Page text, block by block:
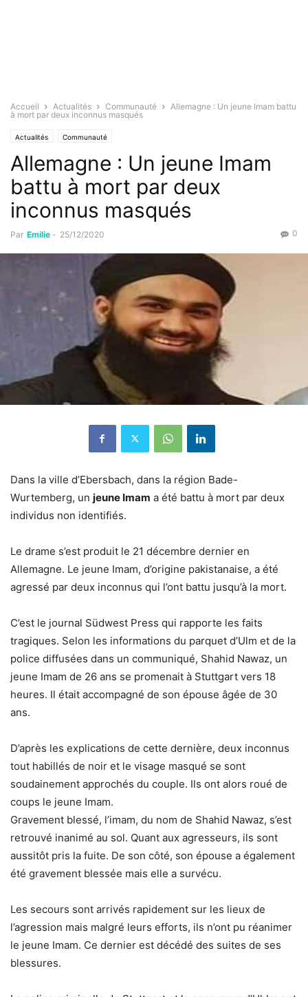
Accueil Actualités Communauté
Allemagne : Un jeune Imam battu
à mort par deux inconnus masqués
Actualités Communauté
Allemagne : Un jeune Imam
battu à mort par deux
inconnus masqués
Par Emilie - 25/12/2020 0
Dans la ville d’Ebersbach, dans la région Bade-
Wurtemberg, un jeune Imam a été battu à mort par deux
individus non identifiés.
Le drame s’est produit le 21 décembre dernier en
Allemagne. Le jeune Imam, d’origine pakistanaise, a été
agressé par deux inconnus qui l’ont battu jusqu’à la mort.
C’est le journal Südwest Press qui rapporte les faits
tragiques. Selon les informations du parquet d’Ulm et de la
police diffusées dans un communiqué, Shahid Nawaz, un
jeune Imam de 26 ans se promenait à Stuttgart vers 18
heures. Il était accompagné de son épouse âgée de 30
ans.
D’après les explications de cette dernière, deux inconnus
tout habillés de noir et le visage masqué se sont
soudainement approchés du couple. Ils ont alors roué de
coups le jeune Imam.
Gravement blessé, l’imam, du nom de Shahid Nawaz, s’est
retrouvé inanimé au sol. Quant aux agresseurs, ils sont
aussitôt pris la fuite. De son côté, son épouse a également
été gravement blessée mais elle a survécu.
Les secours sont arrivés rapidement sur les lieux de
l’agression mais malgré leurs efforts, ils n’ont pu réanimer
le jeune Imam. Ce dernier est décédé des suites de ses
blessures.